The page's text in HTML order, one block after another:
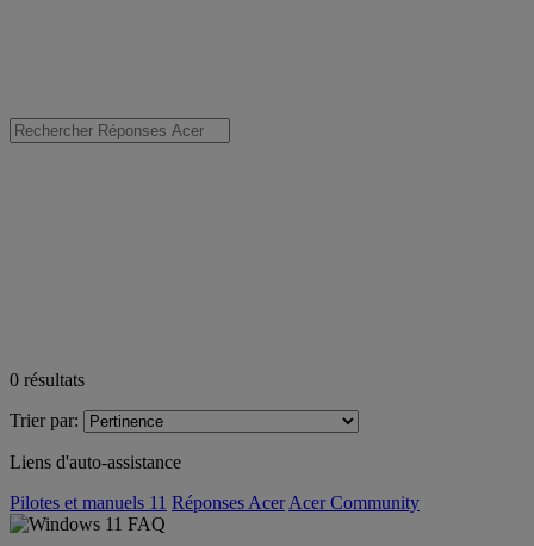
0 résultats
Trier par:
Liens d'auto-assistance
Pilotes et manuels 11 Réponses Acer Acer Community